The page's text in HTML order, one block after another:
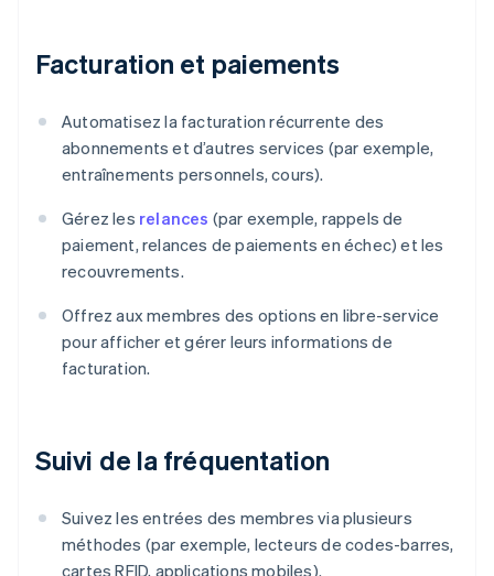
Facturation et paiements
Automatisez la facturation récurrente des
abonnements et d’autres services (par exemple,
entraînements personnels, cours).
Gérez les relances (par exemple, rappels de
paiement, relances de paiements en échec) et les
recouvrements.
Offrez aux membres des options en libre-service
pour afficher et gérer leurs informations de
facturation.
Suivi de la fréquentation
Suivez les entrées des membres via plusieurs
méthodes (par exemple, lecteurs de codes-barres,
cartes RFID, applications mobiles).